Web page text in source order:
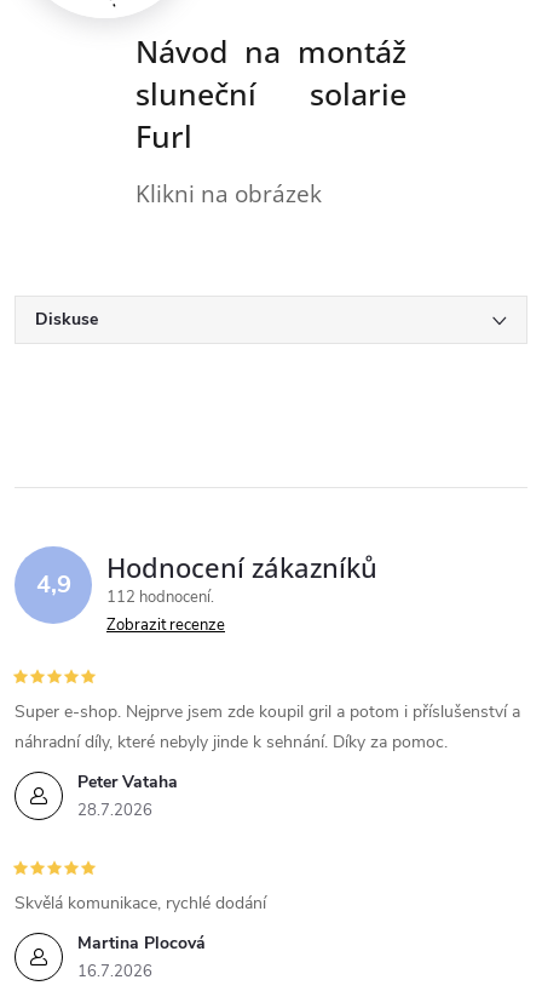
Návod na montáž
sluneční solarie
Furl
Klikni na obrázek
Diskuse
4,9 Hodnocení zákazníků
112 hodnocení
Zobrazit recenze
Peter Vataha
28.7.2026
Super e-shop. Nejprve jsem zde koupil gril a potom i příslušenství a
náhradní díly, které nebyly jinde k sehnání. Díky za pomoc.
Martina Plocová
16.7.2026
Skvělá komunikace, rychlé dodání